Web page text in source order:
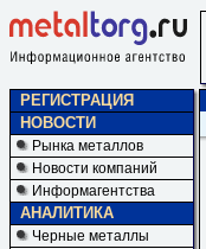
РЕГИСТРАЦИЯ
НОВОСТИ
Рынка металлов
Новости компаний
Информагентства
АНАЛИТИКА
Черные металлы